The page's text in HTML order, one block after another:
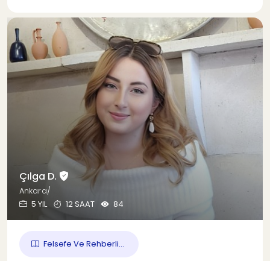
Çılga D.
Ankara/
5 YIL
12 SAAT 84
Felsefe Ve Rehberli...